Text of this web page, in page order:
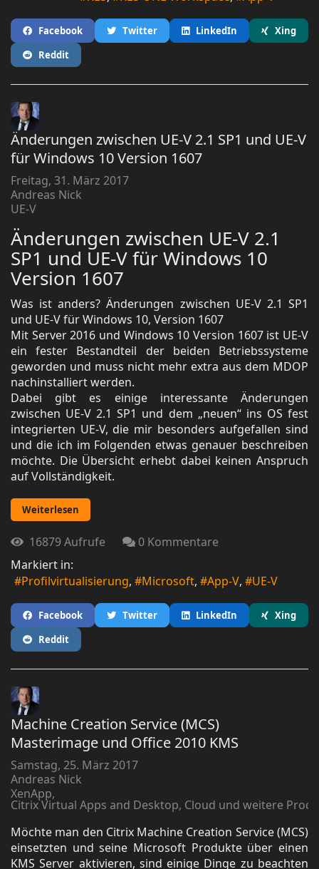
Facebook Twitter LinkedIn
Xing
Reddit
Änderungen zwischen UE-V 2.1 SP1 und UE-V
für Windows 10 Version 1607
Freitag, 31. März 2017
Andreas Nick
UE-V
Änderungen zwischen UE-V 2.1
SP1 und UE-V für Windows 10
Version 1607
Was ist anders? Änderungen zwischen UE-V 2.1 SP1
und UE-V für Windows 10, Version 1607
Mit Server 2016 und Windows 10 Version 1607 ist UE-V
ein fester Bestandteil der beiden Betriebssysteme
geworden und muss nicht mehr extra aus dem MDOP
nachinstalliert werden.
Dabei gibt es einige interessante Änderungen
zwischen UE-V 2.1 SP1 und dem „neuen“ ins OS fest
integrierten UE-V, die mir besonders aufgefallen sind
und die ich im Folgenden etwas genauer beschreiben
möchte. Die Übersicht erhebt dabei keinen Anspruch
auf Vollständigkeit.
Weiterlesen
16879 Aufrufe
0 Kommentare
Markiert in:
Profilvirtualisierung
Microsoft App-V UE-V
Facebook Twitter LinkedIn
Xing
Reddit
Machine Creation Service (MCS)
Masterimage und Office 2010 KMS
Samstag, 25. März 2017
Andreas Nick
XenApp
Citrix Virtual Apps and Desktop, Cloud und weitere
Möchte man den Citrix Machine Creation Service (MCS)
einsetzten und seine Microsoft Produkte über einen
KMS Server aktivieren, sind einige Dinge zu beachten